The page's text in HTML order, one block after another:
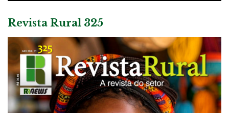
Revista Rural 325